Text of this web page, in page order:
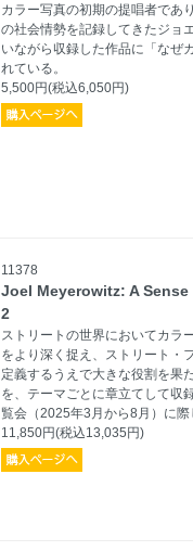
カラー写真の初期の提唱者であ
の社会情勢を記録してきたジョ
いながら収録した作品に「なぜ
れている。
5,500円(税込6,050円)
11378
Joel Meyerowitz: A
2
ストリートの世界においてカラ
をより深く捉え、ストリート・
定義するうえで大きな役割を果
を、テーマごとに章立てして収
覧会（2025年3月から8月）に
11,850円(税込13,035円)